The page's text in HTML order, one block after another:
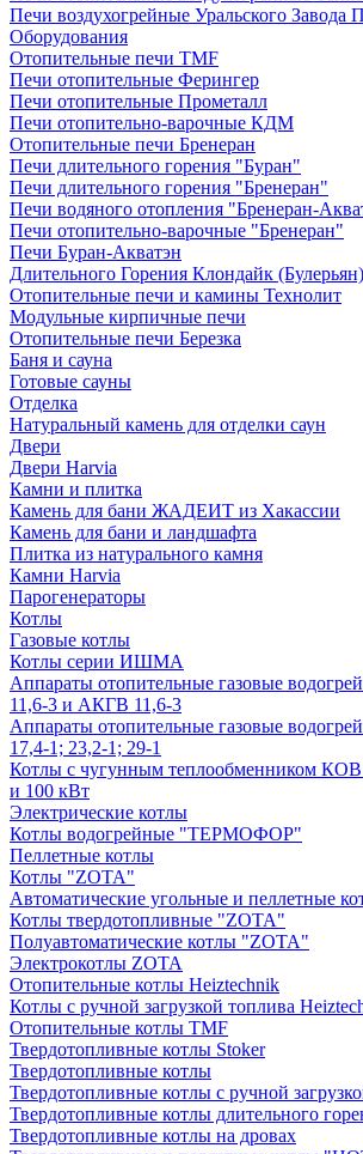
Печи воздухогрейные Уральского Завода
Оборудования
Отопительные печи TMF
Печи отопительные Ферингер
Печи отопительные Прометалл
Печи отопительно-варочные КДМ
Отопительные печи Бренеран
Печи длительного горения "Буран"
Печи длительного горения "Бренеран"
Печи водяного отопления "Бренеран-
Печи отопительно-варочные "Бренеран"
Печи Буран-Акватэн
Длительного Горения Клондайк (Булерьян)
Отопительные печи и камины Технолит
Модульные кирпичные печи
Отопительные печи Березка
Баня и сауна
Готовые сауны
Отделка
Натуральный камень для отделки саун
Двери
Двери Harvia
Камни и плитка
Камень для бани ЖАДЕИТ из Хакассии
Камень для бани и ландшафта
Плитка из натурального камня
Камни Harvia
Парогенераторы
Котлы
Газовые котлы
Котлы серии ИШМА
Аппараты отопительные газовые
11,6-3 и АКГВ 11,6-3
Аппараты отопительные газовые
17,4-1; 23,2-1; 29-1
Котлы с чугунным теплообменником КОВ
и 100 кВт
Электрические котлы
Котлы водогрейные "ТЕРМОФОР"
Пеллетные котлы
Котлы "ZOTA"
Автоматические угольные и пеллетные
Котлы твердотопливные "ZOTA"
Полуавтоматические котлы "ZOTA"
Электрокотлы ZOTA
Отопительные котлы Heiztechnik
Котлы с ручной загрузкой топлива
Отопительные котлы TMF
Твердотопливные котлы Stoker
Твердотопливные котлы
Твердотопливные котлы с ручной
Твердотопливные котлы длительного
Твердотопливные котлы на дровах